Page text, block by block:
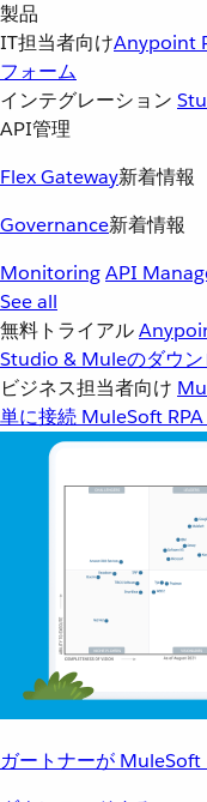
製品
IT担当者向けAnypoint
フォーム
インテグレーション
API管理
Flex Gateway新着情報
Governance新着情報
MonitoringAPI
See all
無料トライアル
Studio & Muleのダウン
ビジネス担当者向け
単に接続 MuleSoft RPA
ガートナーが